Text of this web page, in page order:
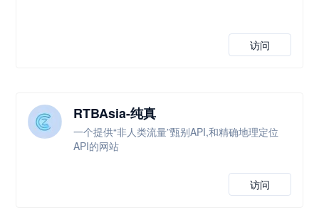
访问
RTBAsia-纯真
一个提供“非人类流量”甄别API,和精确地理定位
API的网站
访问